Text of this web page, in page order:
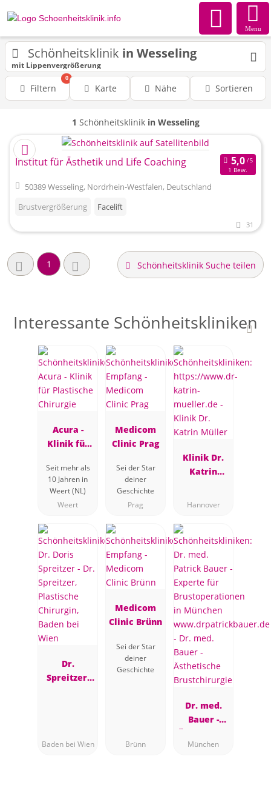
Menu
Schönheitsklinik in Wesseling
mit Lippenvergrößerung
Filtern
0
Karte Nähe Sortieren
1 Schönheitsklinik in Wesseling
Institut für Ästhetik und Life Coaching
1 Bew.
50389 Wesseling, Nordrhein-Westfalen, Deutschland
Brustvergrößerung
Facelift
31
1 Schönheitsklinik Suche teilen
Interessante Schönheitskliniken
Acura -
Klinik für
Chirurgie
Seit mehr als
10 Jahren in
Weert (NL)
Weert
Medicom
Clinic Prag
Sei der Star
deiner
Geschichte
Prag
Klinik Dr.
Katrin
Hannover
Dr.
Spreitzer,
Baden bei Wien
Medicom
Clinic Brünn
Sei der Star
deiner
Geschichte
Brünn
Dr. med.
Bauer -
Brustchirur
München